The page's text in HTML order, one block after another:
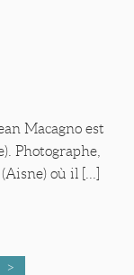
Macagno est
Photographe,
où il [...]
>